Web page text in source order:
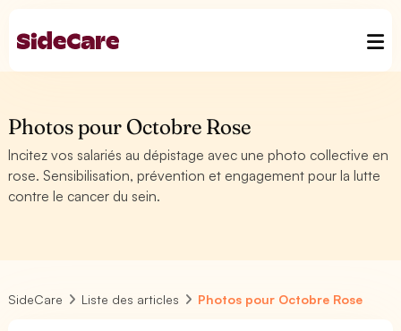
Photos pour Octobre Rose
Incitez vos salariés au dépistage avec une photo collective en
rose. Sensibilisation, prévention et engagement pour la lutte
contre le cancer du sein.
SideCare Liste des articles Photos pour Octobre Rose